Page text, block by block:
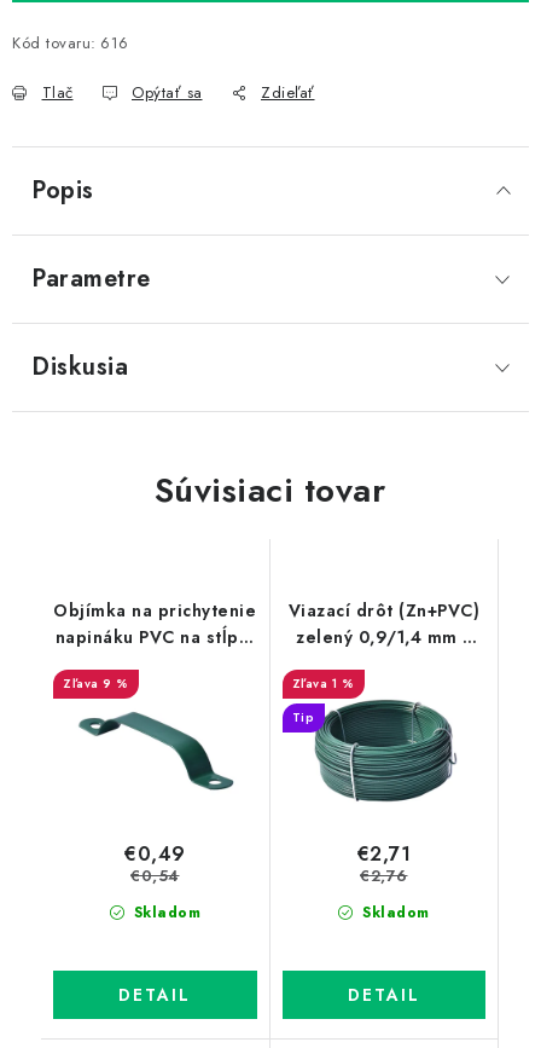
Kód tovaru: 616
Tlač Opýtať sa Zdieľať
Popis
Parametre
Diskusia
Súvisiaci tovar
Objímka na prichytenie
napináku PVC na stĺpik
48 mm zelená
9 %
Skladom
€0,49
€0,54
DETAIL
Viazací drôt (Zn+PVC)
zelený 0,9/1,4 mm v
drôtenom obale, dĺžka
60 m
1 %
Tip
Skladom
€2,71
€2,76
DETAIL